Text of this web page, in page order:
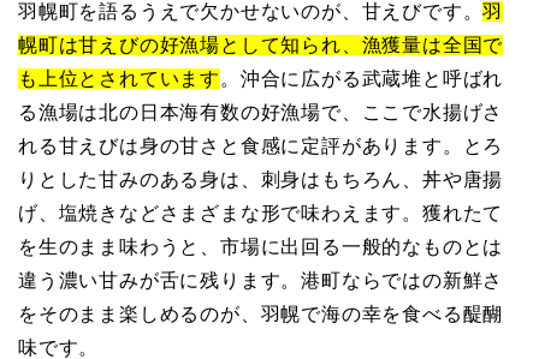
羽幌町を語るうえで欠かせないのが、甘えびです。羽
幌町は甘えびの好漁場として知られ、漁獲量は全国で
も上位とされています 。沖合に広がる武蔵堆と呼ばれ
る漁場は北の日本海有数の好漁場で、ここで水揚げさ
れる甘えびは身の甘さと食感に定評があります。とろ
りとした甘みのある身は、刺身はもちろん、丼や唐揚
げ、塩焼きなどさまざまな形で味わえます。獲れたて
を生のまま味わうと、市場に出回る一般的なものとは
違う濃い甘みが舌に残ります。港町ならではの新鮮さ
をそのまま楽しめるのが、羽幌で海の幸を食べる醍醐
味です。